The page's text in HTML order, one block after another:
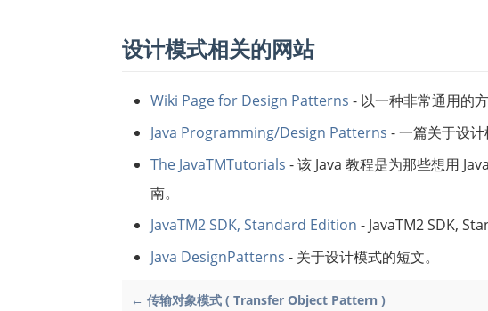
设计模式相关的网站
Wiki Page for Design Patterns - 以一种非常通用的
Java Programming/Design Patterns - 一篇关于设计
The JavaTMTutorials - 该 Java 教程是为那些想用
南。
JavaTM2 SDK, Standard Edition - JavaTM2 SDK,
Java DesignPatterns - 关于设计模式的短文。
← 传输对象模式 ( Transfer Object Pattern )